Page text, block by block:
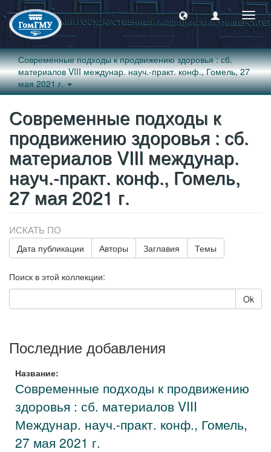
Современные подходы к продвижению здоровья : сб.
материалов VIII междунар. науч.-практ. конф., Гомель, 27
мая 2021 г.
Современные подходы к
продвижению здоровья : сб.
материалов VIII междунар.
науч.-практ. конф., Гомель,
27 мая 2021 г.
ИСКАТЬ ПО
Дата публикации Авторы Заглавия Темы
Поиск в этой коллекции:
Ok
Последние добавления
Название:
Современные подходы к продвижению
здоровья : сб. материалов VIII
Междунар. науч.-практ. конф., Гомель,
27 мая 2021 г.